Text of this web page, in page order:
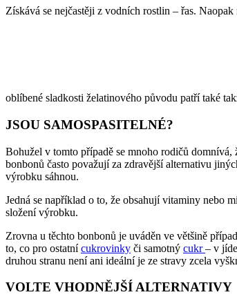
Získává se nejčastěji z vodních rostlin – řas.
oblíbené sladkosti želatinového původu patří také
JSOU SAMOSPASITELNÉ?
Bohužel v tomto případě se mnoho rodičů
bonbonů často považují za zdravější alternativu
výrobku sáhnou.
Jedná se například o to, že obsahují vitaminy nebo
složení výrobku.
Zrovna u těchto bonbonů je uváděn ve většině
to, co pro ostatnícukrovinky či samotný cukr– v
druhou stranu není ani ideální je ze stravy zcela
VOLTE VHODNĚJŠÍ ALTERNATIVY